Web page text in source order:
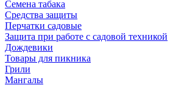
Семена табака
Средства защиты
Перчатки садовые
Защита при работе с садовой техникой
Дождевики
Товары для пикника
Грили
Мангалы